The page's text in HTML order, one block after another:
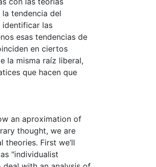
tendencia del
identificar las
esas tendencias de
en ciertos
la misma raíz liberal,
que hacen que
an aproximation of
thought, we are
First we’ll
"individualist